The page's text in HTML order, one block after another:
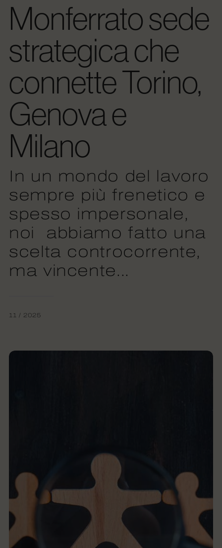
Monferrato sede
strategica che
connette Torino,
Genova e
Milano
In un mondo del lavoro
sempre più frenetico e
spesso impersonale,
noi abbiamo fatto una
scelta controcorrente,
ma vincente...
11 / 2025